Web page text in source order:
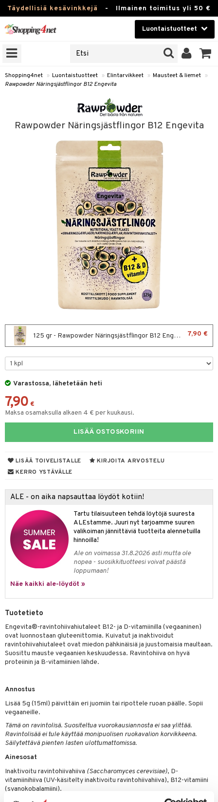
Täydellisiä kesävinkkejä - Ilmainen toimitus yli 50 €
Luontaistuotteet
Kauneudenhoito
Piilolinssit
Fitness
Koti & Sisustus
Lelut, Lapsi & Vauva
Tuotemerkkejä
Shopping4net » Luontaistuotteet » Elintarvikkeet » Mausteet & liemet »
Rawpowder Näringsjästflingor B12 Engevita
Rawpowder Näringsjästflingor B12 Engevita
125 gr - Rawpowder Näringsjästflingor B12 Engevita 7,90 €
Varastossa, lähetetään heti
7,90 €
Maksa osamaksulla alkaen 4 € per kuukausi.
LISÄÄ OSTOSKORIIN
LISÄÄ TOIVELISTALLE
KIRJOITA ARVOSTELU
KERRO YSTÄVÄLLE
ALE - on aika napsauttaa löydöt kotiin!
Tartu tilaisuuteen tehdä löytöjä suuresta
ALEstamme. Juuri nyt tarjoamme suuren
valikoiman jännittäviä tuotteita alennetuilla
hinnoilla!
Ale on voimassa 31.8.2026 asti mutta ole
nopea - suosikkituotteesi voivat päästä
loppumaan!
Näe kaikki ale-löydöt »
Tuotetieto
Engevita®-ravintohiivahiutaleet B12- ja D-vitamiinilla (vegaaninen)
ovat luonnostaan gluteenittomia. Kuivatut ja inaktivoidut
ravintohiivahiutaleet ovat miedon pähkinäisiä ja juustomaisia maultaan.
Suosittu mauste vegaanien keskuudessa. Ravintohiiva on hyvä
proteiinin ja B-vitamiinien lähde.
Annostus
Lisää 5g (15ml) päivittäin eri juomiin tai ripottele ruoan päälle. Sopii
vegaaneille.
Tämä on ravintolisä. Suositeltua vuorokausiannosta ei saa ylittää.
Ravintolisää ei tule käyttää monipuolisen ruokavalion korvikkeena.
Säilytettävä pienten lasten ulottumattomissa.
Ainesosat
Inaktivoitu ravintohiivahiiva (Saccharomyces cerevisiae), D-
vitamiinihiiva (UV-käsitelty inaktivoitu ravintohiivahiiva), B12-vitamiini
(syanokobalamiini).
& kynnet
tuotteet
hoito
jalat
hoito
hoito
tarvikkeet
hoito
öljyt
suihku & saippuat
kuorinta
& imetys
& PMS
lihakset
käytettävät
intoleranssi
alentavat
rasvahapot
säätelevät